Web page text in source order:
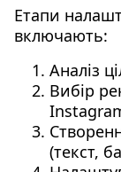
Етапи
включають:
Аналіз
Вибір
(текст,